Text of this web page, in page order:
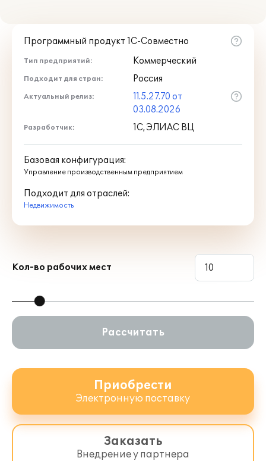
Программный продукт 1С-Совместно
Тип предприятий: Коммерческий
Подходит для стран: Россия
Актуальный релиз:
11.5.27.70 от
03.08.2026
Разработчик: 1С, ЭЛИАС ВЦ
Базовая конфигурация:
Управление производственным предприятием
Подходит для отраслей:
Недвижимость
Кол-во рабочих мест
Рассчитать
Приобрести
Электронную поставку
Заказать
Внедрение у партнера